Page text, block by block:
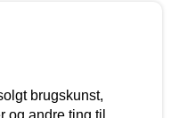
brugskunst,
og andre ting til